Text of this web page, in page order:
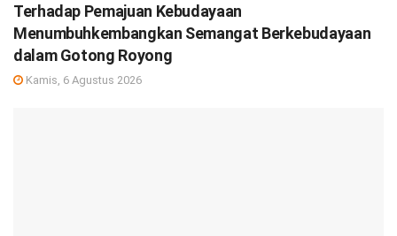
Terhadap Pemajuan Kebudayaan
Menumbuhkembangkan Semangat Berkebudayaan
dalam Gotong Royong
Kamis, 6 Agustus 2026